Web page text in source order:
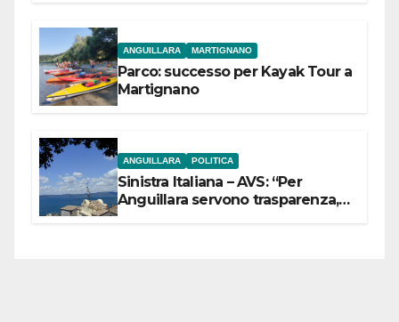
ANGUILLARA MARTIGNANO
Parco: successo per Kayak Tour a
Martignano
ANGUILLARA POLITICA
Sinistra Italiana – AVS: “Per
Anguillara servono trasparenza,